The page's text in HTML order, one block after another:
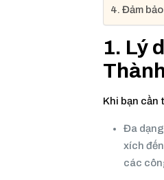
4. Đảm
1. Lý
Khi bạn cần
Đa
xích
các